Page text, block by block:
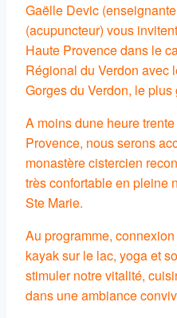
Gaëlle Devic
(acupuncteur) vous
Haute Provence dans le
Régional du Verdon avec
Gorges du Verdon, le plus
A moins dune heure trente
Provence, nous serons
monastère cistercien
très confortable en pleine
Ste Marie.
Au programme,
kayak sur le lac, yoga et
stimuler notre vitalité,
dans une ambiance